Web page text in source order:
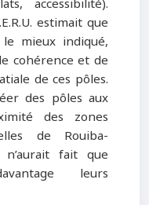
estimait que
mieux indiqué,
cohérence et de
de ces pôles.
des pôles aux
des zones
de Rouiba-
n’aurait fait que
leurs